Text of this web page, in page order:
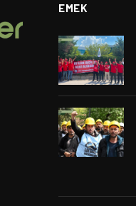
EMEK